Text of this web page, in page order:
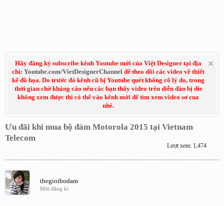
Hãy đăng ký subscribe kênh Youtube mới của Việt Designer tại địa
chỉ: Youtube.com/VietDesignerChannel để theo dõi các video về thiết
kế đồ họa. Do trước đó kênh cũ bị Youtube quét không rõ lý do, trong
thời gian chờ kháng cáo nếu các bạn thấy video trên diễn đàn bị die
không xem được thì có thể vào kênh mới để tìm xem video sơ cua
nhé.
Ưu đãi khi mua bộ đàm Motorola 2015 tại Vietnam
Telecom
Lượt xem: 1,474
thegioibodam
Mới đăng kí